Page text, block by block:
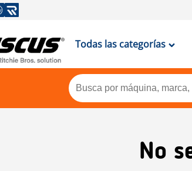
Todas las categorías
No